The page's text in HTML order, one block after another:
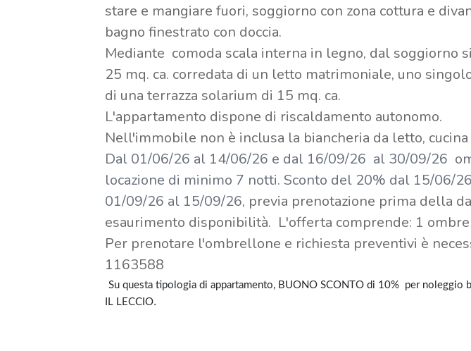
stare e mangiare fuori, soggiorno con zona cottura e
bagno finestrato con doccia.
Mediante comoda scala interna in legno, dal soggiorno
25 mq. ca. corredata di un letto matrimoniale, uno
di una terrazza solarium di 15 mq. ca.
L'appartamento dispone di riscaldamento autonomo.
Nell'immobile non è inclusa la biancheria da letto, cucina
Dal 01/06/26 al 14/06/26 e dal 16/09/26 al 30/09/26
locazione di minimo 7 notti. Sconto del 20% dal 15/06/
01/09/26 al 15/09/26, previa prenotazione prima della
esaurimento disponibilità. L'offerta comprende: 1
Per prenotare l'ombrellone e richiesta preventivi è
1163588
Su questa tipologia di appartamento, BUONO SCONTO di 10% per noleggio
IL LECCIO.